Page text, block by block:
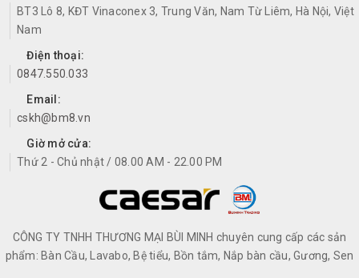
BT3 Lô 8, KĐT Vinaconex 3, Trung Văn, Nam Từ Liêm, Hà Nội, Việt
Nam
Điện thoại:
0847.550.033
Email:
cskh@bm8.vn
Giờ mở cửa:
Thứ 2 - Chủ nhật / 08.00 AM - 22.00 PM
CÔNG TY TNHH THƯƠNG MẠI BÙI MINH chuyên cung cấp các sản
phẩm: Bàn Cầu, Lavabo, Bệ tiểu, Bồn tắm, Nắp bàn cầu, Gương, Sen